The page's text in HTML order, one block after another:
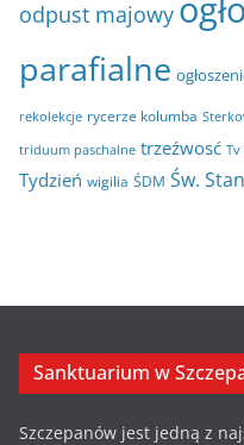
odpust majowy
parafialne
rekolekcje rycerze kolumba
triduum paschalne trzeźwosć
Tydzień wigilia ŚDM Św.
Sanktuarium w
Szczepanów jest jedną z